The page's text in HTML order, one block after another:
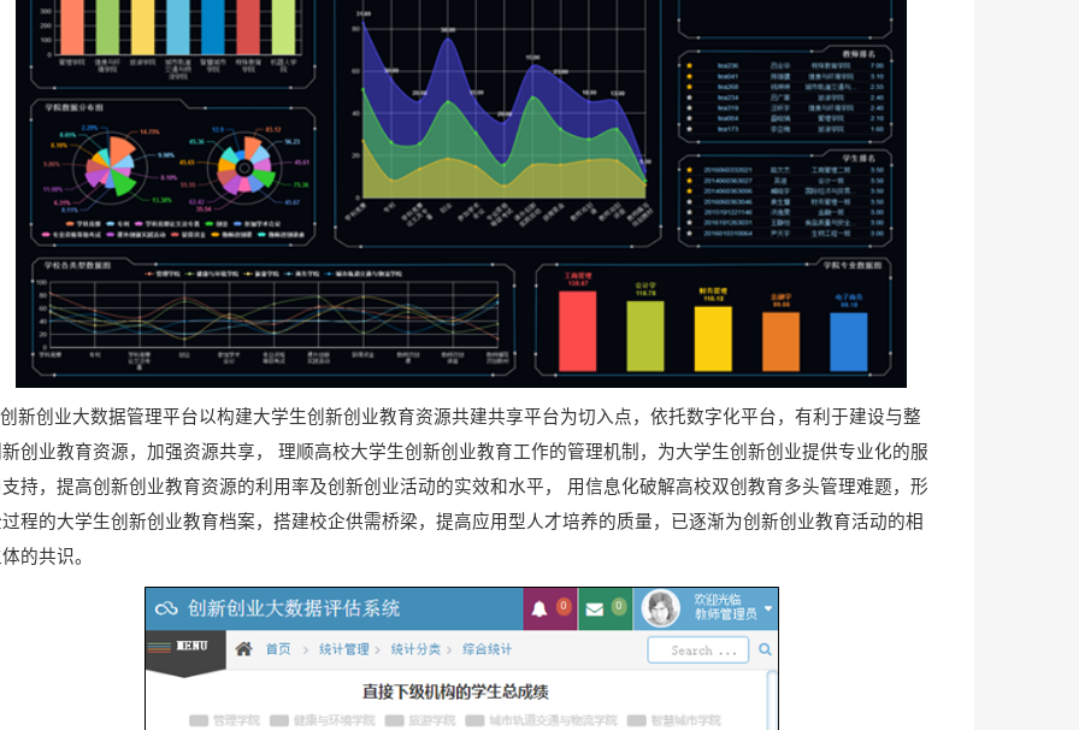
创新创业大数据管理平台以构建大学生创新创业教育资源共建共享平台为切入点，依托数字化平台，有利于建设与整
创业教育资源，加强资源共享， 理顺高校大学生创新创业教育工作的管理机制，为大学生创新创业提供专业化的服
持，提高创新创业教育资源的利用率及创新创业活动的实效和水平， 用信息化破解高校双创教育多头管理难题，形
程的大学生创新创业教育档案，搭建校企供需桥梁，提高应用型人才培养的质量，已逐渐为创新创业教育活动的相
的共识。